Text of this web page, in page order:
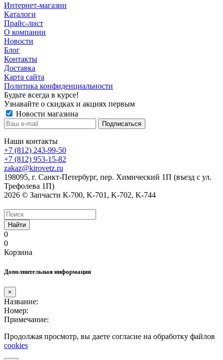
Интернет-магазин
Каталоги
Прайс-лист
О компании
Новости
Блог
Контакты
Доставка
Карта сайта
Политика конфиденциальности
Будьте всегда в курсе!
Узнавайте о скидках и акциях первым
Новости магазина
Наши контакты
+7 (812) 243-99-50
+7 (812) 953-15-82
zakaz@kirovetz.ru
198095, г. Санкт-Петербург, пер. Химический 1П (въезд с ул.
Трефолева 1П)
2026 © Запчасти К-700, K-701, K-702, K-744
Найти
0
0
Корзина
Дополнительная информация
×
Название:
Номер:
Примечание:
Продолжая просмотр, вы даете согласие на обработку файлов
cookies